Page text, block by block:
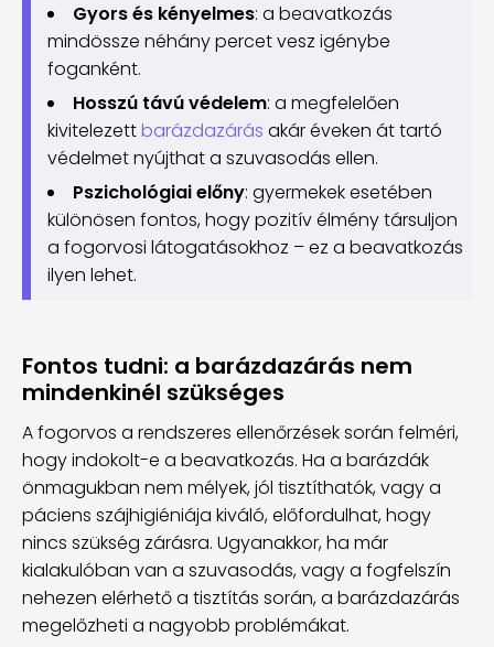
Gyors és kényelmes: a beavatkozás
mindössze néhány percet vesz igénybe
foganként.
Hosszú távú védelem: a megfelelően
kivitelezettbarázdazárás akár éveken át tartó
védelmet nyújthat a szuvasodás ellen.
Pszichológiai előny: gyermekek esetében
különösen fontos, hogy pozitív élmény társuljon
a fogorvosi látogatásokhoz – ez a beavatkozás
ilyen lehet.
Fontos tudni: a barázdazárás nem
mindenkinél szükséges
A fogorvos a rendszeres ellenőrzések során felméri,
hogy indokolt-e a beavatkozás. Ha a barázdák
önmagukban nem mélyek, jól tisztíthatók, vagy a
páciens szájhigiéniája kiváló, előfordulhat, hogy
nincs szükség zárásra. Ugyanakkor, ha már
kialakulóban van a szuvasodás, vagy a fogfelszín
nehezen elérhető a tisztítás során, a barázdazárás
megelőzheti a nagyobb problémákat.